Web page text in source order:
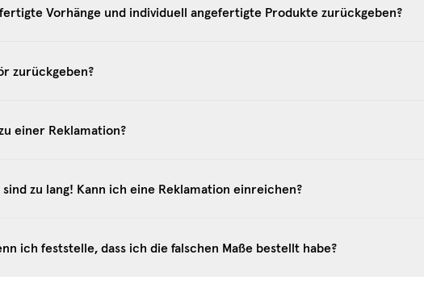
Vorhänge und individuell angefertigte Produkte zurückgeben?
zurückgeben?
einer Reklamation?
sind zu lang! Kann ich eine Reklamation einreichen?
ich feststelle, dass ich die falschen Maße bestellt habe?